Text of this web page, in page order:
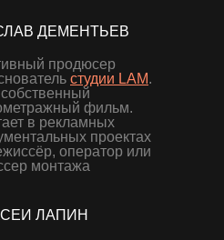
ДЕМЕНТЬЕВ
продюсер
студии LAM.
фильм.
в рекламных
проектах
оператор или
монтажа
ЛАПИН